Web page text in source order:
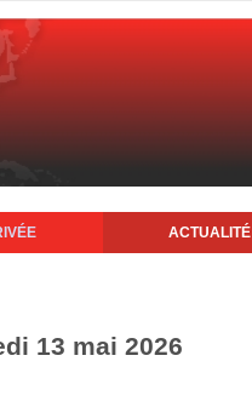
ACTUALITÉ
13 mai 2026